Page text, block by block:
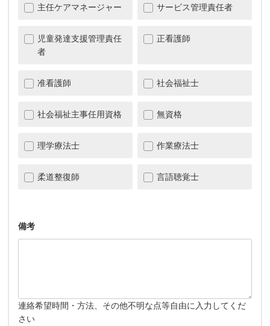
主任ケアマネージャー サービス管理責任者
児童発達支援管理責任
者
正看護師
准看護師 社会福祉士
社会福祉主事任用資格 無資格
理学療法士 作業療法士
柔道整復師 言語聴覚士
備考
連絡希望時間・方法、その他不明な点等自由に入力してくだ
さい